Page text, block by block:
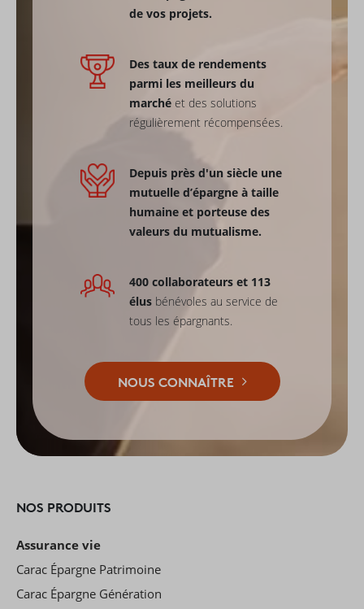
de vos projets.
Des taux de rendements
parmi les meilleurs du
marché et des solutions
régulièrement récompensées.
Depuis près d'un siècle une
mutuelle d’épargne à taille
humaine et porteuse des
valeurs du mutualisme.
400 collaborateurs et 113
élus bénévoles au service de
tous les épargnants.
NOUS CONNAÎTRE
NOS PRODUITS
Assurance vie
Carac Épargne Patrimoine
Carac Épargne Génération